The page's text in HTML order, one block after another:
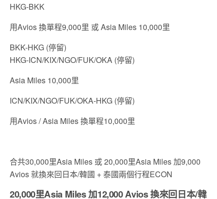
HKG-BKK
用Avios 換單程9,000里 或 Asia Miles 10,000里
BKK-HKG (停留)
HKG-ICN/KIX/NGO/FUK/OKA (停留)
Asia Miles 10,000里
ICN/KIX/NGO/FUK/OKA-HKG (停留)
用Avios / Asia Miles 換單程10,000里
合共30,000里Asia Miles 或 20,000里Asia Miles 加9,000
Avios 就換來回日本/韓國 + 泰國兩個行程ECON
20,000里Asia Miles 加12,000 Avios 換來回日本/韓